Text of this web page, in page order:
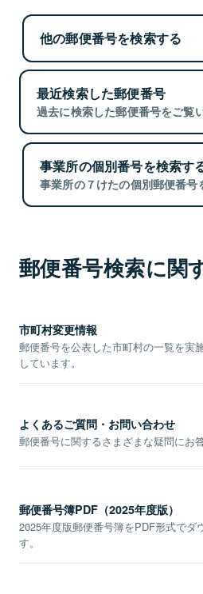
他の郵便番号を検索する
最近検索した郵便番号
過去に検索した郵便番号をご覧
事業所の個別番号を検索す
事業所の７けたの個別郵便番号
郵便番号検索に関
市町村変更情報
郵便番号を公表した市町村の一覧を実
しています。
よくあるご質問・お問い合わせ
郵便番号に関するさまざまな疑問にお
郵便番号簿PDF（2025年度版）
2025年度版郵便番号簿をPDF形式でダ
す。